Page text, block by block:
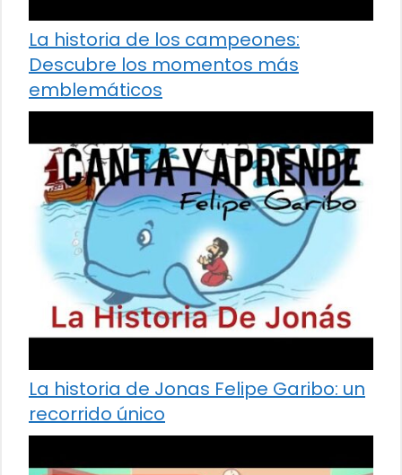
La historia de los campeones:
Descubre los momentos más
emblemáticos
La historia de Jonas Felipe Garibo: un
recorrido único